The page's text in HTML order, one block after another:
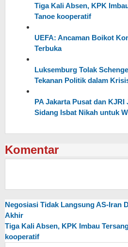
Tiga Kali Absen, KPK
Tanoe kooperatif
UEFA: Ancaman Boikot
Terbuka
Luksemburg Tolak
Tekanan Politik dalam
PA Jakarta Pusat dan
Sidang Isbat Nikah untuk
Komentar
Negosiasi Tidak Langsung AS-Iran
Akhir
Tiga Kali Absen, KPK Imbau
kooperatif